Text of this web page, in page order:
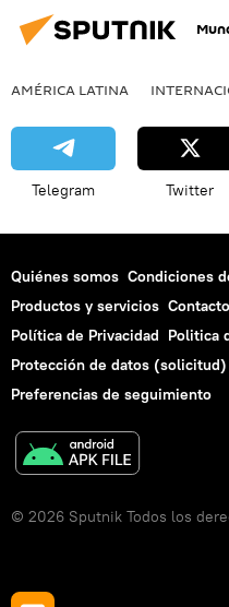
AMÉRICA LATINA
Telegram Twitter
Quiénes somos Condiciones
Productos y servicios Contacto
Política de Privacidad Politica
Protección de datos (solicitud)
Preferencias de seguimiento
© 2026 Sputnik Todos los